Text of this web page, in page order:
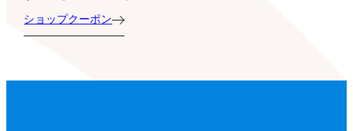
ショップクーポン